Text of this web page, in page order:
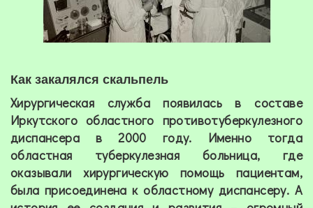
Как закалялся скальпель
Хирургическая служба появилась в составе
Иркутского областного противотуберкулезного
диспансера в 2000 году. Именно тогда
областная туберкулезная больница, где
оказывали хирургическую помощь пациентам,
была присоединена к областному диспансеру. А